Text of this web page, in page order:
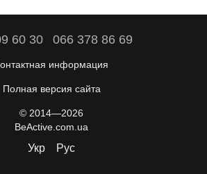
60 30 066 378 86 69
информация
Полная версия сайта
© 2014—2026
BeActive.com.ua
Укр Рус